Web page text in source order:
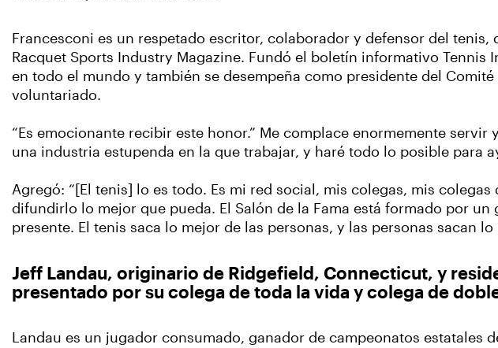
Francesconi es un respetado escritor, colaborador y defensor del
Racquet Sports Industry Magazine. Fundó el boletín informativo
en todo el mundo y también se desempeña como presidente del
voluntariado.
“Es emocionante recibir este honor.” Me complace enormemente
una industria estupenda en la que trabajar, y haré todo lo posible para
Agregó: “[El tenis] lo es todo. Es mi red social, mis colegas, mis
difundirlo lo mejor que pueda. El Salón de la Fama está formado por
presente. El tenis saca lo mejor de las personas, y las personas sacan
Jeff Landau, originario de Ridgefield, Connecticut, y
presentado por su colega de toda la vida y colega de
Landau es un jugador consumado, ganador de campeonatos